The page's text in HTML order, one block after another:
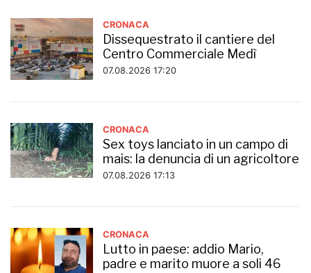
CRONACA
Dissequestrato il cantiere del
Centro Commerciale Medì
07.08.2026 17:20
CRONACA
Sex toys lanciato in un campo di
mais: la denuncia di un agricoltore
07.08.2026 17:13
CRONACA
Lutto in paese: addio Mario,
padre e marito muore a soli 46